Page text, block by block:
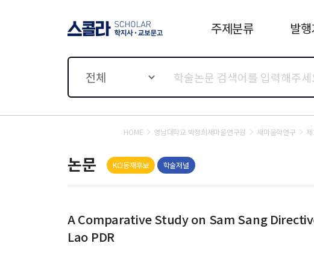
주제분류 발
전체
HOME 영남대학교 박정희새마을연구원 새마을학연구
논문 KCI등재후보 학술저널
A Comparative Study on Sam Sang
Lao PDR